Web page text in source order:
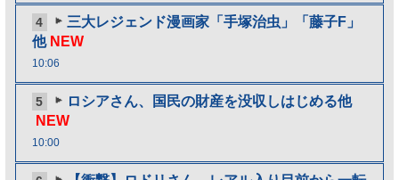
4
三大レジェンド漫画家「手塚治虫」「藤子F」
他 NEW
10:06
5
ロシアさん、国民の財産を没収しはじめる他
NEW
10:00